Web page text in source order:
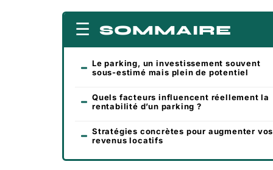
SOMMAIRE
Le parking, un investissement souvent
sous-estimé mais plein de potentiel
Quels facteurs influencent réellement la
rentabilité d’un parking ?
Stratégies concrètes pour augmenter vos
revenus locatifs